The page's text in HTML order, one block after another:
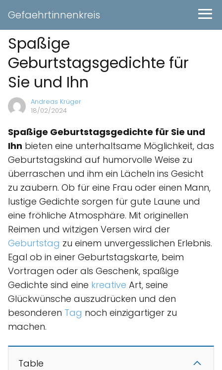
Gefaehrtinnenkreis
Spaßige
Geburtstagsgedichte für
Sie und Ihn
Andreas Krüger
18/02/2024
Spaßige Geburtstagsgedichte für Sie und
Ihn bieten eine unterhaltsame Möglichkeit, das
Geburtstagskind auf humorvolle Weise zu
überraschen und ihm ein Lächeln ins Gesicht
zu zaubern. Ob für eine Frau oder einen Mann,
lustige Gedichte sorgen für gute Laune und
eine fröhliche Atmosphäre. Mit originellen
Reimen und witzigen Versen wird der
Geburtstag zu einem unvergesslichen Erlebnis.
Egal ob in einer Geburtstagskarte, beim
Vortragen oder als Geschenk, spaßige
Gedichte sind eine kreative Art, seine
Glückwünsche auszudrücken und den
besonderen Tag noch einzigartiger zu
machen.
Table